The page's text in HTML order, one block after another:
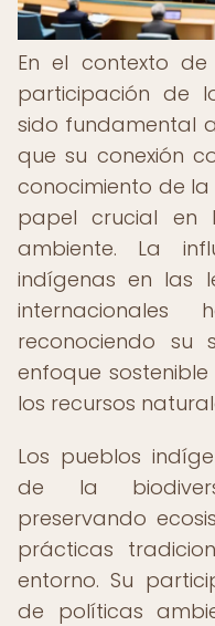
En el contexto
participación de
sido fundamental
que su conexión
conocimiento de
papel crucial en
ambiente. La
indígenas en las
reconociendo su
enfoque
los recursos
Los pueblos
de la
preservando
prácticas
entorno. Su
de políticas